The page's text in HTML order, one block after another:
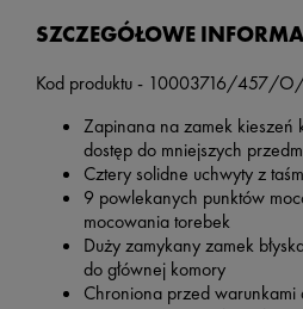
SZCZEGÓŁOWE
Kod produktu - 10003716/457/
Zapinana na zamek
dostęp do mniejszych
Cztery solidne uchwyty z
9 powlekanych punktów
mocowania torebek
Duży zamykany zamek
do głównej komory
Chroniona przed warunkami